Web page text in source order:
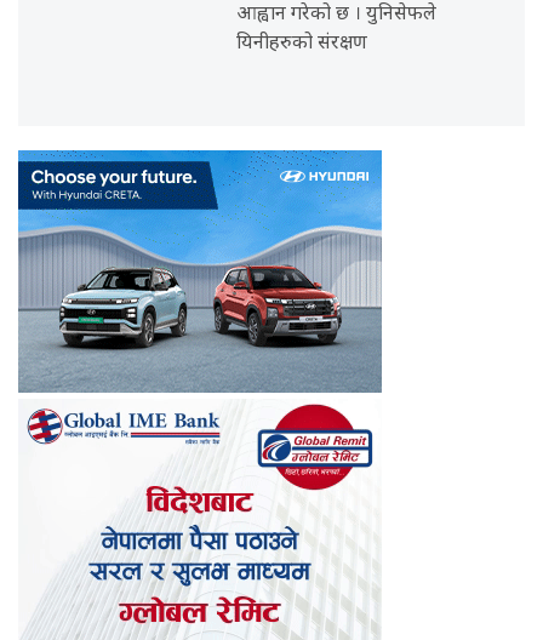
आह्वान गरेको छ । युनिसेफले
यिनीहरुको संरक्षण